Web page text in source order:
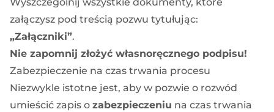
załączysz pod treścią pozwu tytułując:
„Załączniki”.
Nie zapomnij złożyć własnoręcznego podpisu!
Zabezpieczenie na czas trwania procesu
Niezwykle istotne jest, aby w pozwie o rozwód
umieścić zapis o zabezpieczeniu na czas trwania